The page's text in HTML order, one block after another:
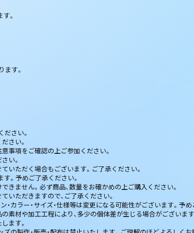
。
す。
さい。
さい。
事項をご確認の上ご参加ください。
い。
いただく場合もございます。ご了承ください。
。予めご了承ください。
きません。必ず商品、数量をお確かめの上ご購入ください。
いただきますので、ご了承ください。
カラー・サイズ・仕様等は変更になる可能性がございます。予め
素材や加工工程により、多少の個体差が生じる場合がございます
ます。